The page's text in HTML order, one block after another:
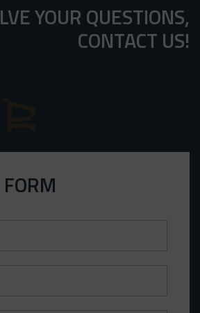
YOUR QUESTIONS,
CONTACT US!